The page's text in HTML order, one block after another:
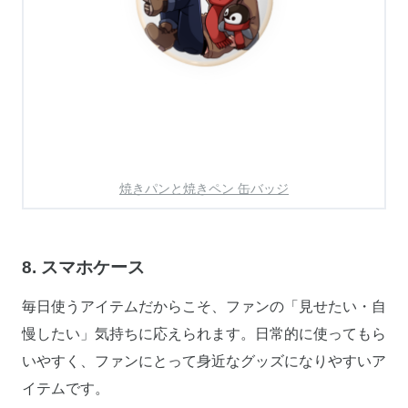
焼きパンと焼きペン 缶バッジ
8. スマホケース
毎日使うアイテムだからこそ、ファンの「見せたい・自
慢したい」気持ちに応えられます。日常的に使ってもら
いやすく、ファンにとって身近なグッズになりやすいア
イテムです。